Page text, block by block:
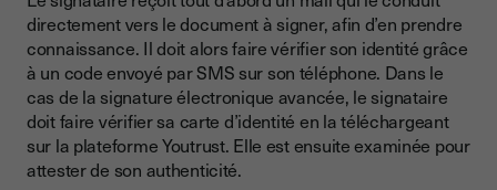
directement vers le document à signer, afin d’en prendre
connaissance. Il doit alors faire vérifier son identité grâce
à un code envoyé par SMS sur son téléphone. Dans le
cas de la signature électronique avancée, le signataire
doit faire vérifier sa carte d’identité en la téléchargeant
sur la plateforme Youtrust. Elle est ensuite examinée pour
attester de son authenticité.